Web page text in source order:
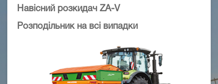
Навісний розкидач ZA-V
Розподільник на всі випадки